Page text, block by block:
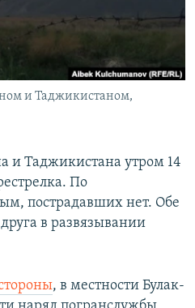
и Таджикистаном,
и Таджикистана утром 14
По
пострадавших нет. Обе
в развязывании
, в местности Булак-